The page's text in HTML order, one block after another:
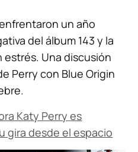
un año
del álbum 143 y la
estrés. Una discusión
Perry con Blue Origin
Katy Perry es
gira desde el espacio